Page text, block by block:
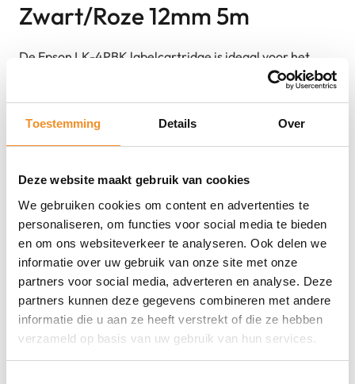
Toestemming Details Over
Deze website maakt gebruik van cookies
We gebruiken cookies om content en advertenties te
personaliseren, om functies voor social media te bieden
en om ons websiteverkeer te analyseren. Ook delen we
informatie over uw gebruik van onze site met onze
partners voor social media, adverteren en analyse. Deze
partners kunnen deze gegevens combineren met andere
informatie die u aan ze heeft verstrekt of die ze hebben
verzameld op basis van uw gebruik van hun services.
Zwart/Roze 12mm 5m
De Epson LK-4PBK labelcartridge is ideaal voor het
creëren van stijlvolle en duidelijke labels voor thuis, op
kantoor of in winkels. Deze tape heeft zwarte tekst op
een roze achtergrond, wat zorgt voor een opvallende en
goed leesbare uitstraling. Met een breedte van 12 mm
labelen van mappen, kabels, opbergdozen en meer.
Compatibel met Epson LabelWorks-labelprinters.
Sterke punten
12 mm brede tape met zwarte tekst op roze
achtergrond
5 meter lengte – ideaal voor langdurig gebruik
Geschikt voor diverse toepassingen thuis of op